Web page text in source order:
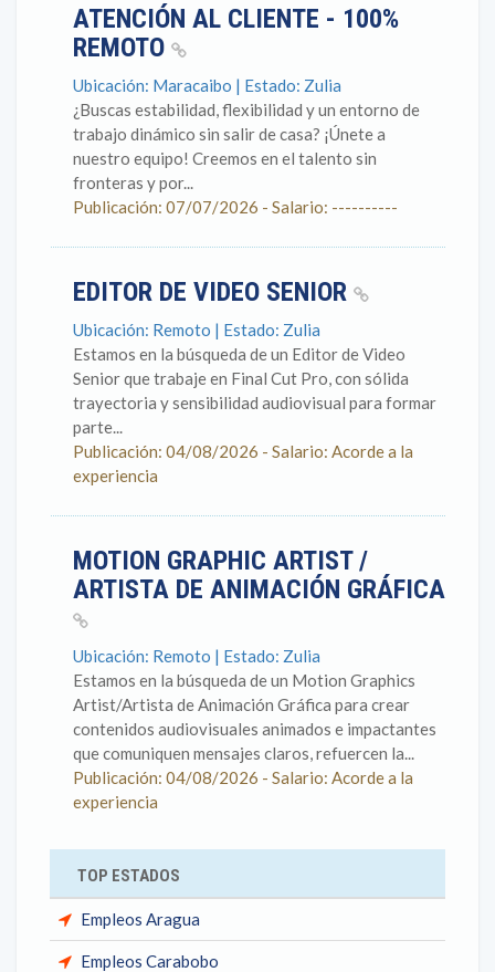
ATENCIÓN AL CLIENTE - 100%
REMOTO
Ubicación: Maracaibo | Estado: Zulia
¿Buscas estabilidad, flexibilidad y un entorno de
trabajo dinámico sin salir de casa? ¡Únete a
nuestro equipo! Creemos en el talento sin
fronteras y por...
Publicación: 07/07/2026 - Salario: ----------
EDITOR DE VIDEO SENIOR
Ubicación: Remoto | Estado: Zulia
Estamos en la búsqueda de un Editor de Video
Senior que trabaje en Final Cut Pro, con sólida
trayectoria y sensibilidad audiovisual para formar
parte...
Publicación: 04/08/2026 - Salario: Acorde a la
experiencia
MOTION GRAPHIC ARTIST /
ARTISTA DE ANIMACIÓN GRÁFICA
Ubicación: Remoto | Estado: Zulia
Estamos en la búsqueda de un Motion Graphics
Artist/Artista de Animación Gráfica para crear
contenidos audiovisuales animados e impactantes
que comuniquen mensajes claros, refuercen la...
Publicación: 04/08/2026 - Salario: Acorde a la
experiencia
TOP ESTADOS
Empleos Aragua
Empleos Carabobo